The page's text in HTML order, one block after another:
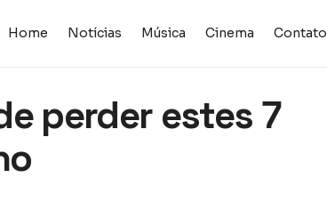
Home Notícias Música Cinema Contato
perder estes 7